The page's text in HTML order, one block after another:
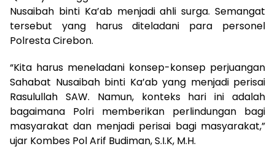
Nusaibah binti Ka’ab menjadi ahli surga. Semangat
tersebut yang harus diteladani para personel
Polresta Cirebon.
“Kita harus meneladani konsep-konsep perjuangan
Sahabat Nusaibah binti Ka’ab yang menjadi perisai
Rasulullah SAW. Namun, konteks hari ini adalah
bagaimana Polri memberikan perlindungan bagi
masyarakat dan menjadi perisai bagi masyarakat,”
ujar Kombes Pol Arif Budiman, S.I.K, M.H.